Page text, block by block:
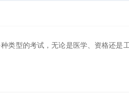
类型的考试，无论是医学、资格还是